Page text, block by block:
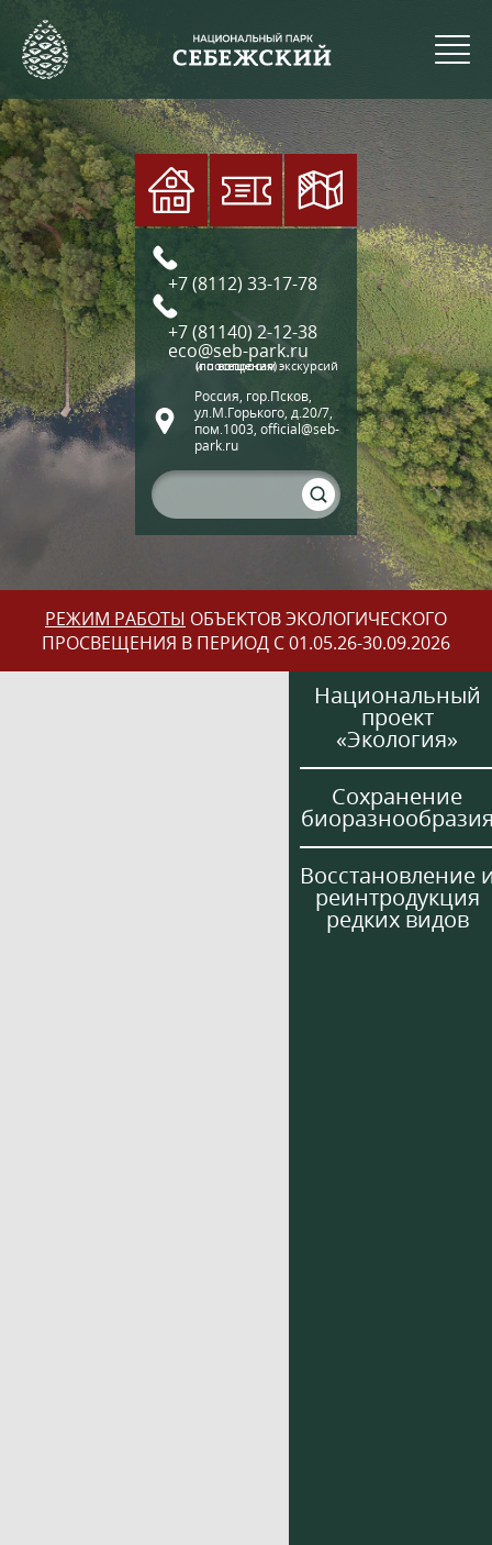
+7 (8112) 33-17-78
+7 (81140) 2-12-38
eco@seb-park.ru
(по вопросам экскурсий и посещения)
Россия, гор.Псков,
ул.М.Горького, д.20/7,
пом.1003, official@seb-
park.ru
РЕЖИМ РАБОТЫ ОБЪЕКТОВ ЭКОЛОГИЧЕСКОГО
ПРОСВЕЩЕНИЯ В ПЕРИОД С 01.05.26-30.09.2026
Национальный
проект
«Экология»
Сохранение
Восстановление
реинтродукция
редких видов